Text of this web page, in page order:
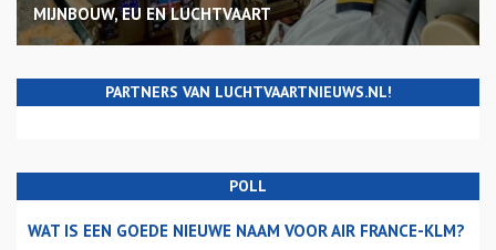
MIJNBOUW, EU EN LUCHTVAART
PARTNERS VAN LUCHTVAARTNIEUWS.NL!
POLL
WAT IS EEN GOEDE NIEUWE NAAM VOOR AIR FRANCE-KLM?